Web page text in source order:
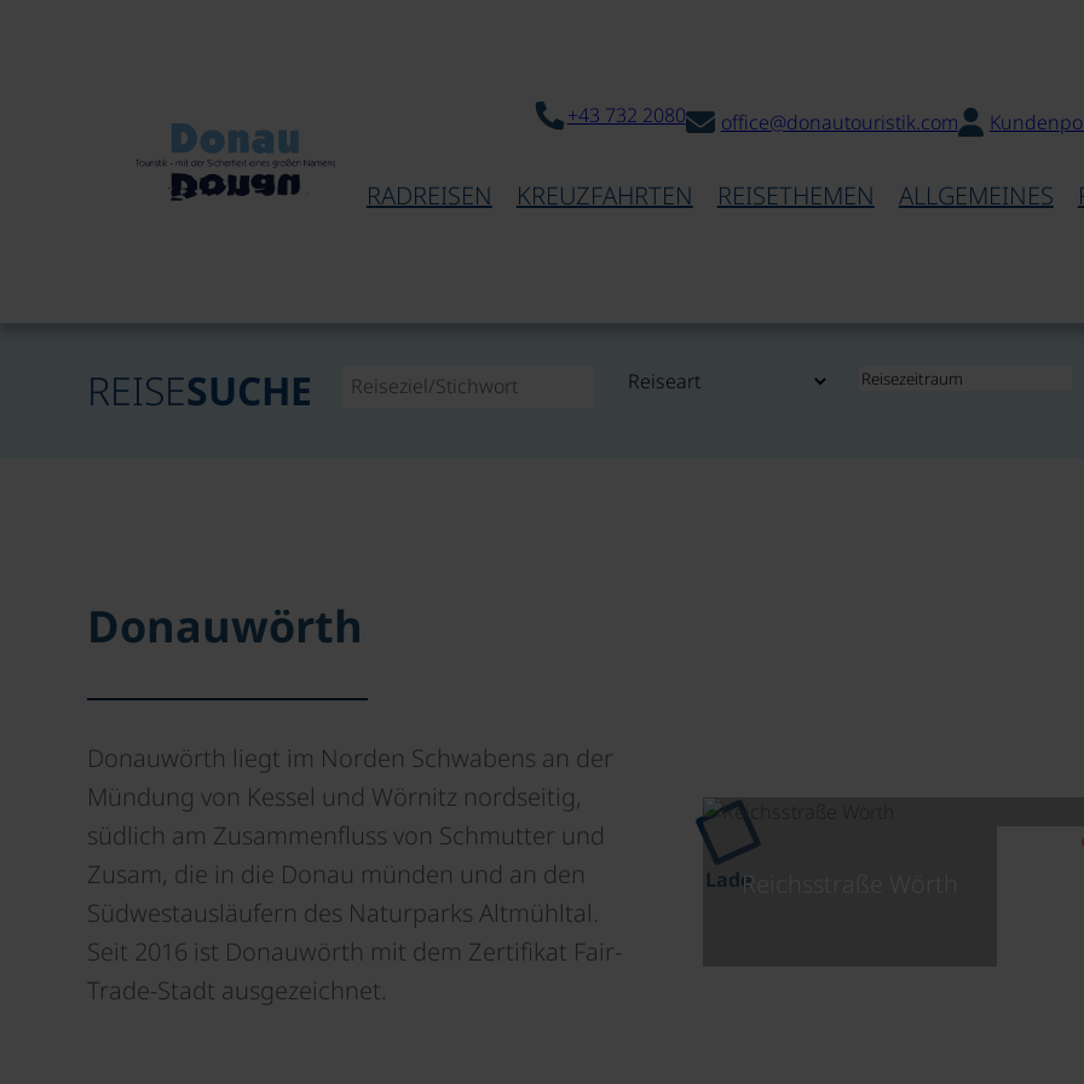
+43 732 2080 office@donautouristik.com
RADREISEN KREUZFAHRTEN REISETHEMEN ALLGEMEINES
REISESUCHE
Donauwörth
Donauwörth liegt im Norden Schwabens an der
Mündung von Kessel und Wörnitz nordseitig,
südlich am Zusammenfluss von Schmutter und
Zusam, die in die Donau münden und an den
Südwestausläufern des Naturparks Altmühltal.
Seit 2016 ist Donauwörth mit dem Zertifikat Fair-
Trade-Stadt ausgezeichnet.
Reichsstraße Wörth
Lade